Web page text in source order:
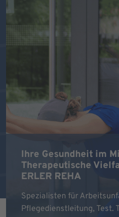
Ihre Gesundheit im
Therapeutische
ERLER REHA
Spezialisten für
Pflegedienstleitung, Test.